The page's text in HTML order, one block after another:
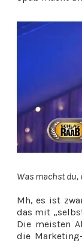
Was machst
Mh, es ist
das mit
Die meisten
die